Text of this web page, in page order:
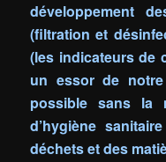
développement
(filtration et
(les indicateurs de
un essorde notre
possible sans la
d’hygiène
déchets et des